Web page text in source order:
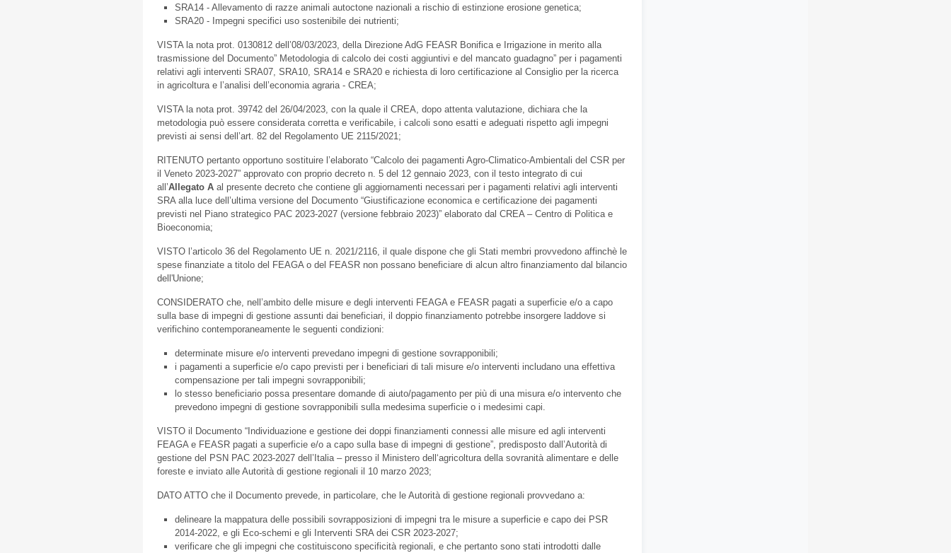
SRA14 - Allevamento di razze animali autoctone nazionali a rischio di estinzione erosione genetica;
SRA20 - Impegni specifici uso sostenibile dei nutrienti;
VISTA la nota prot. 0130812 dell’08/03/2023, della Direzione AdG FEASR Bonifica e Irrigazione in merito alla
trasmissione del Documento” Metodologia di calcolo dei costi aggiuntivi e del mancato guadagno” per i pagamenti
relativi agli interventi SRA07, SRA10, SRA14 e SRA20 e richiesta di loro certificazione al Consiglio per la ricerca
in agricoltura e l’analisi dell’economia agraria - CREA;
VISTA la nota prot. 39742 del 26/04/2023, con la quale il CREA, dopo attenta valutazione, dichiara che la
metodologia può essere considerata corretta e verificabile, i calcoli sono esatti e adeguati rispetto agli impegni
previsti ai sensi dell’art. 82 del Regolamento UE 2115/2021;
RITENUTO pertanto opportuno sostituire l’elaborato “Calcolo dei pagamenti Agro-Climatico-Ambientali del CSR per
il Veneto 2023-2027” approvato con proprio decreto n. 5 del 12 gennaio 2023, con il testo integrato di cui
all’Allegato A al presente decreto che contiene gli aggiornamenti necessari per i pagamenti relativi agli interventi
SRA alla luce dell’ultima versione del Documento “Giustificazione economica e certificazione dei pagamenti
previsti nel Piano strategico PAC 2023-2027 (versione febbraio 2023)” elaborato dal CREA – Centro di Politica e
Bioeconomia;
VISTO l’articolo 36 del Regolamento UE n. 2021/2116, il quale dispone che gli Stati membri provvedono affinchè le
spese finanziate a titolo del FEAGA o del FEASR non possano beneficiare di alcun altro finanziamento dal bilancio
dell'Unione;
CONSIDERATO che, nell’ambito delle misure e degli interventi FEAGA e FEASR pagati a superficie e/o a capo
sulla base di impegni di gestione assunti dai beneficiari, il doppio finanziamento potrebbe insorgere laddove si
verifichino contemporaneamente le seguenti condizioni:
determinate misure e/o interventi prevedano impegni di gestione sovrapponibili;
i pagamenti a superficie e/o capo previsti per i beneficiari di tali misure e/o interventi includano una effettiva
compensazione per tali impegni sovrapponibili;
lo stesso beneficiario possa presentare domande di aiuto/pagamento per più di una misura e/o intervento che
prevedono impegni di gestione sovrapponibili sulla medesima superficie o i medesimi capi.
VISTO il Documento “Individuazione e gestione dei doppi finanziamenti connessi alle misure ed agli interventi
FEAGA e FEASR pagati a superficie e/o a capo sulla base di impegni di gestione”, predisposto dall’Autorità di
gestione del PSN PAC 2023-2027 dell’Italia – presso il Ministero dell‘agricoltura della sovranità alimentare e delle
foreste e inviato alle Autorità di gestione regionali il 10 marzo 2023;
DATO ATTO che il Documento prevede, in particolare, che le Autorità di gestione regionali provvedano a:
delineare la mappatura delle possibili sovrapposizioni di impegni tra le misure a superficie e capo dei PSR
2014-2022, e gli Eco-schemi e gli Interventi SRA dei CSR 2023-2027;
verificare che gli impegni che costituiscono specificità regionali, e che pertanto sono stati introdotti dalle